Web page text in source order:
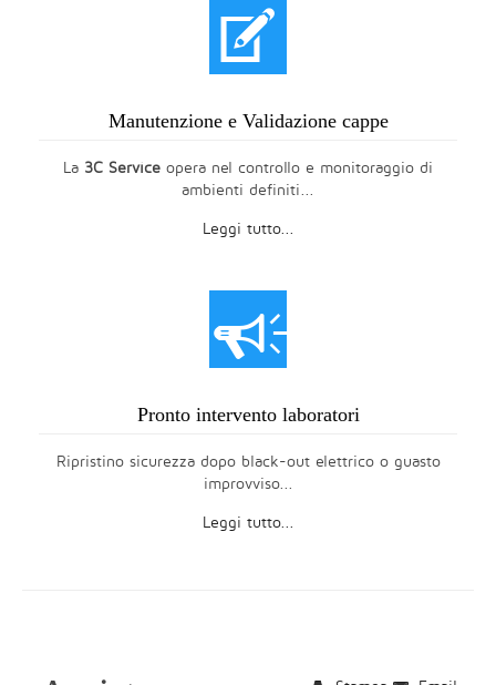
V
Manutenzione e Validazione cappe
La 3C Service opera nel controllo e monitoraggio di
ambienti definiti...
Leggi tutto...
Y
Pronto intervento laboratori
Ripristino sicurezza dopo black-out elettrico o guasto
improvviso...
Leggi tutto...